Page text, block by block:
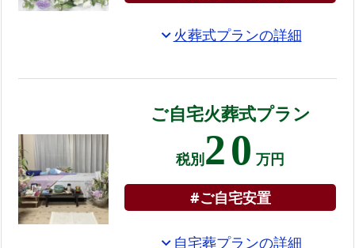
ろ
の
料
送
keyboard_double_arrow_down
expand_more火葬式プランの詳細
ご自宅火葬式プラン
税別20 万円
#ご自宅安置
expand_more自宅葬プランの詳細